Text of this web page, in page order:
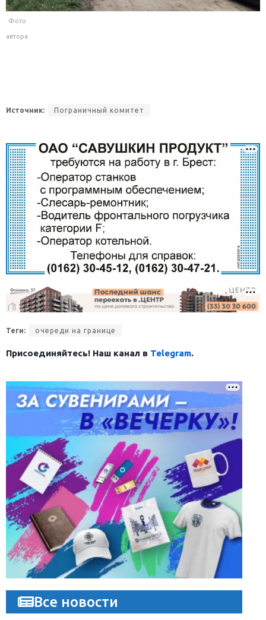
Фото
автора
Источник: Пограничный комитет
Теги: очереди на границе
Присоединяйтесь! Наш канал в Telegram.
Все новости